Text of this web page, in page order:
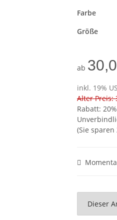
Farbe
Größe
ab
inkl. 19%
Alter Preis:
Rabatt: 20%
(Sie sparen
x
Dieser